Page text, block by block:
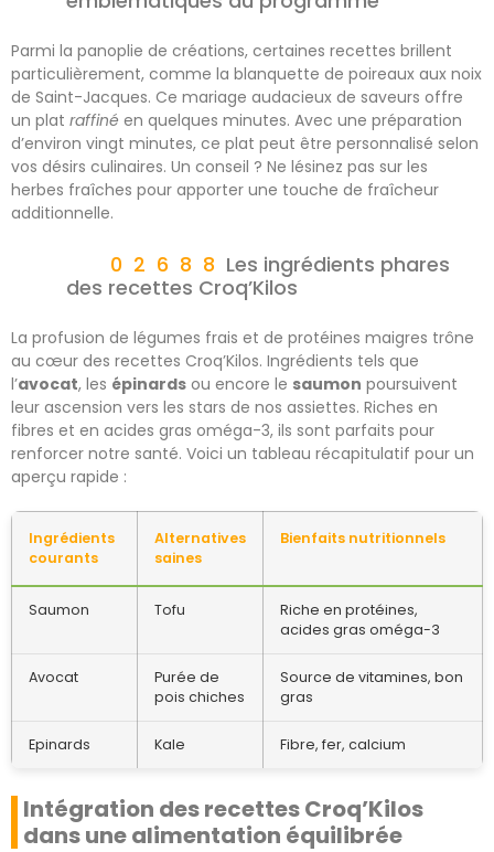
Parmi la panoplie de créations, certaines recettes brillent
particulièrement, comme la blanquette de poireaux aux noix
de Saint-Jacques. Ce mariage audacieux de saveurs offre
un plat raffiné en quelques minutes. Avec une préparation
d’environ vingt minutes, ce plat peut être personnalisé selon
vos désirs culinaires. Un conseil ? Ne lésinez pas sur les
herbes fraîches pour apporter une touche de fraîcheur
additionnelle.
Les ingrédients phares
des recettes Croq’Kilos
La profusion de légumes frais et de protéines maigres trône
au cœur des recettes Croq’Kilos. Ingrédients tels que
l’avocat, les épinards ou encore le saumon poursuivent
leur ascension vers les stars de nos assiettes. Riches en
fibres et en acides gras oméga-3, ils sont parfaits pour
renforcer notre santé. Voici un tableau récapitulatif pour un
aperçu rapide :
Ingrédients
courants
Alternatives
saines
Bienfaits nutritionnels
Saumon Tofu
Riche en protéines,
acides gras oméga-3
Avocat
Purée de
pois chiches
Source de vitamines, bon
gras
Epinards Kale Fibre, fer, calcium
Intégration des recettes Croq’Kilos
dans une alimentation équilibrée